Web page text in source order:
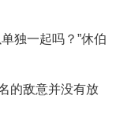
独一起吗？”休伯
的敌意并没有放